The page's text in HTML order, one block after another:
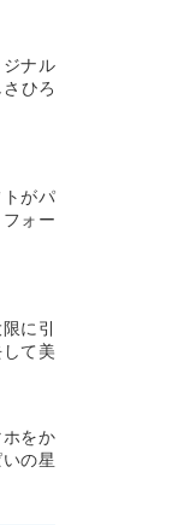
ナル
ひろ
がパ
ォー
に引
て美
をか
の星